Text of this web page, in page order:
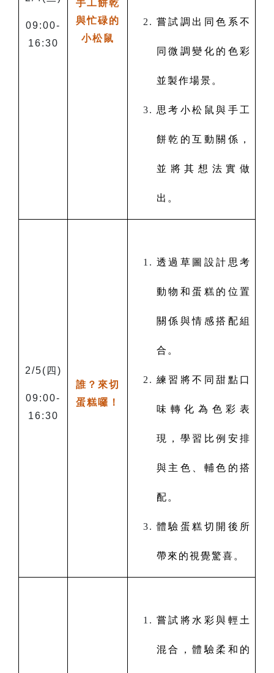
09:00-
16:30
手工餅乾
與忙碌的
小松鼠
嘗試調出同色系不
同微調變化的色彩
並製作場景。
思考小松鼠與手工
餅乾的互動關係，
並將其想法實做
出。
2/5( 四)
09:00-
16:30
誰？來切
蛋糕囉！
透過草圖設計思考
動物和蛋糕的位置
關係與情感搭配組
合。
練習將不同甜點口
味轉化為色彩表
現，學習比例安排
與主色、輔色的搭
配。
體驗蛋糕切開後所
帶來的視覺驚喜。
嘗試將水彩與輕土
混合，體驗柔和的